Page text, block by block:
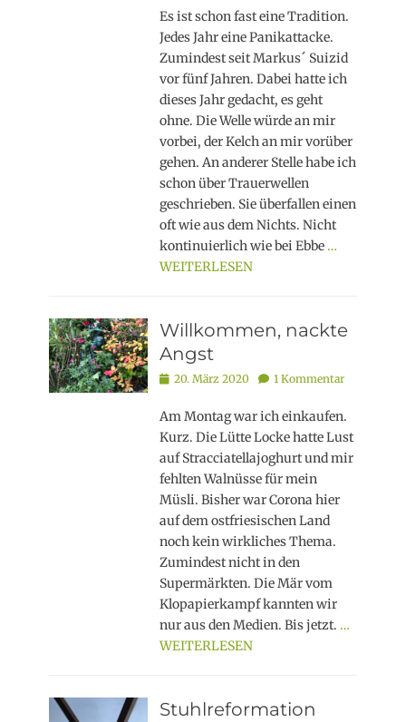
Es ist schon fast eine Tradition.
Jedes Jahr eine Panikattacke.
Zumindest seit Markus´ Suizid
vor fünf Jahren. Dabei hatte ich
dieses Jahr gedacht, es geht
ohne. Die Welle würde an mir
vorbei, der Kelch an mir vorüber
gehen. An anderer Stelle habe ich
schon über Trauerwellen
geschrieben. Sie überfallen einen
oft wie aus dem Nichts. Nicht
kontinuierlich wie bei Ebbe …
WEITERLESEN
Willkommen, nackte
Angst
Posted
20. März 2020 1 Kommentar
Am Montag war ich einkaufen.
Kurz. Die Lütte Locke hatte Lust
auf Stracciatellajoghurt und mir
fehlten Walnüsse für mein
Müsli. Bisher war Corona hier
auf dem ostfriesischen Land
noch kein wirkliches Thema.
Zumindest nicht in den
Supermärkten. Die Mär vom
Klopapierkampf kannten wir
nur aus den Medien. Bis jetzt. …
WEITERLESEN
Stuhlreformation